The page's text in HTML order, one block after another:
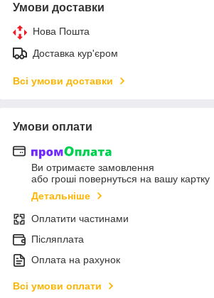
Умови доставки
Нова Пошта
Доставка кур'єром
Всі умови доставки
Умови оплати
Ви отримаєте замовлення
або гроші повернуться на вашу картку
Детальніше
Оплатити частинами
Післяплата
Оплата на рахунок
Всі умови оплати